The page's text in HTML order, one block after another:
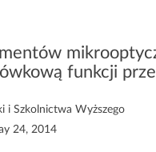
funkcji
i Szkolnictwa Wyższego
24, 2014